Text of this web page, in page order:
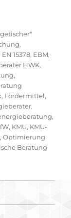
,
15378, EBM,
HWK,
,
, Fördermittel,
,
,
, KMU, KMU-
,Optimierung
Beratung